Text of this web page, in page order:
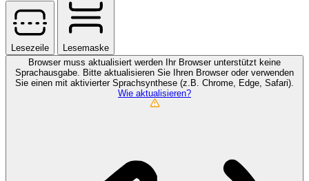
Lesezeile
Lesemaske
Browser muss aktualisiert werden Ihr Browser unterstützt keine
Sprachausgabe. Bitte aktualisieren Sie Ihren Browser oder verwenden
Sie einen mit aktivierter Sprachsynthese (z.B. Chrome, Edge, Safari).
Wie aktualisieren?